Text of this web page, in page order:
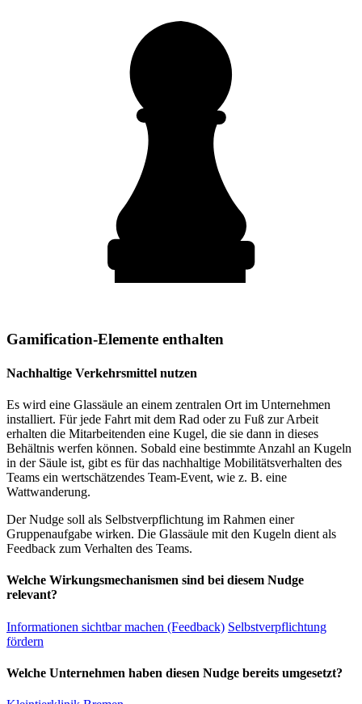
Gamification-Elemente enthalten
Nachhaltige Verkehrsmittel nutzen
Es wird eine Glassäule an einem zentralen Ort im Unternehmen
installiert. Für jede Fahrt mit dem Rad oder zu Fuß zur Arbeit
erhalten die Mitarbeitenden eine Kugel, die sie dann in dieses
Behältnis werfen können. Sobald eine bestimmte Anzahl an Kugeln
in der Säule ist, gibt es für das nachhaltige Mobilitätsverhalten des
Teams ein wertschätzendes Team-Event, wie z. B. eine
Wattwanderung.
Der Nudge soll als Selbstverpflichtung im Rahmen einer
Gruppenaufgabe wirken. Die Glassäule mit den Kugeln dient als
Feedback zum Verhalten des Teams.
Welche Wirkungsmechanismen sind bei diesem Nudge
relevant?
Informationen sichtbar machen (Feedback) Selbstverpflichtung
fördern
Welche Unternehmen haben diesen Nudge bereits umgesetzt?